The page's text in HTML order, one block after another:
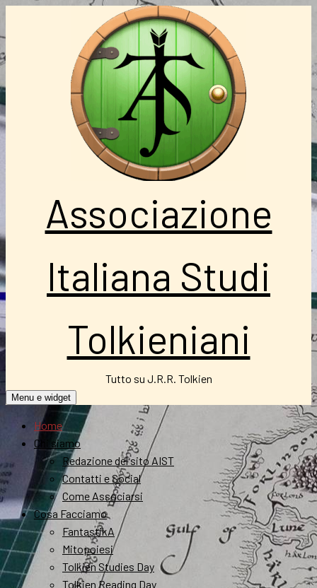
Associazione
Italiana Studi
Tolkieniani
Tutto su J.R.R. Tolkien
Menu e widget
Home
Chi siamo
Redazione del sito AIST
Contatti e Social
Come Associarsi
Cosa Facciamo
FantastikA
Mitopoiesi
Tolkien Studies Day
Tolkien Reading Day